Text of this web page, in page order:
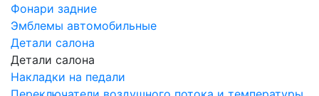
Фонари задние
Эмблемы автомобильные
Детали салона
Детали салона
Накладки на педали